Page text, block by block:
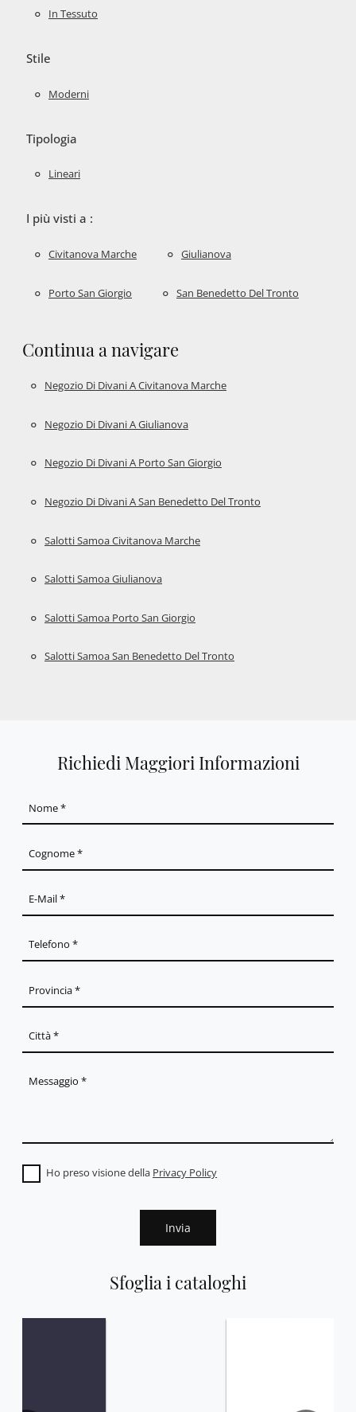
In Tessuto
Stile
Moderni
Tipologia
Lineari
I più visti a :
Civitanova Marche Giulianova
Porto San Giorgio San Benedetto Del Tronto
Continua a navigare
Negozio Di Divani A Civitanova Marche
Negozio Di Divani A Giulianova
Negozio Di Divani A Porto San Giorgio
Negozio Di Divani A San Benedetto Del Tronto
Salotti Samoa Civitanova Marche
Salotti Samoa Giulianova
Salotti Samoa Porto San Giorgio
Salotti Samoa San Benedetto Del Tronto
Sfoglia i cataloghi
Richiedi Maggiori Informazioni
Ho preso visione della Privacy Policy
Invia